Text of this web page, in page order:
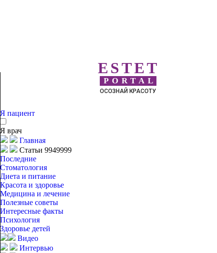
ESTET
PORTAL
ОСОЗНАЙ КРАСОТУ
Я пациент
Я врач
Главная
Статьи 9949999
Последние
Стоматология
Диета и питание
Красота и здоровье
Медицина и лечение
Полезные советы
Интересные факты
Психология
Здоровье детей
Видео
Интервью